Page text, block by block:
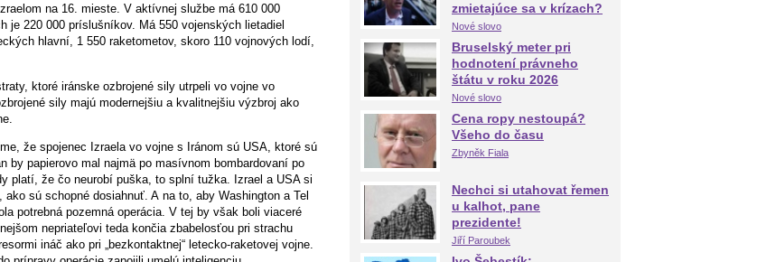
na 16. mieste. V aktívnej službe má 610 000
je 220 000 príslušníkov. Má 550 vojenských lietadiel
hlavní, 1 550 raketometov, skoro 110 vojnových lodí,
ktoré iránske ozbrojené sily utrpeli vo vojne vo
sily majú modernejšiu a kvalitnejšiu výzbroj ako
že spojenec Izraela vo vojne s Iránom sú USA, ktoré sú
by papierovo mal najmä po masívnom bombardovaní po
platí, že čo neurobí puška, to splní tužka. Izrael a USA si
sú schopné dosiahnuť. A na to, aby Washington a Tel
potrebná pozemná operácia. V tej by však boli viaceré
nepriateľovi teda končia zbabelosťou pri strachu
ináč ako pri „bezkontaktnej“ letecko-raketovej vojne.
zmietajúce sa v krízach?
Nové slovo
Bruselský meter pri
hodnotení právneho
štátu v roku 2026
Nové slovo
Cena ropy nestoupá?
Všeho do času
Zbyněk Fiala
Nechci si utahovat řemen
u kalhot, pane
prezidente!
Jiří Paroubek